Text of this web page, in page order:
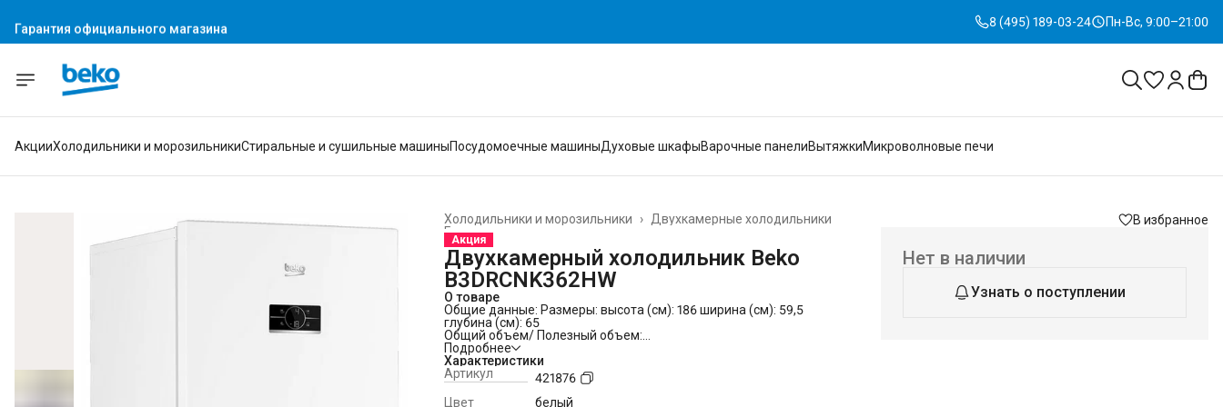
Гарантия официального магазина 8 (495) 189-03-24 Пн-Вс, 9:00–21:00
АкцииХолодильники и морозильникиСтиральные и сушильные машиныПосудомоечные машиныДуховые шкафыВарочные панелиВытяжкиМикроволновые печи
Двухкамерные холодильники
Холодильники и морозильники
›
Главная
Акция
Двухкамерный холодильник Beko
B3DRCNK362HW
О товаре
Общие данные: Размеры: высота (см): 186 ширина (см): 59,5
глубина (см): 65
Общий объем/ Полезный объем:
Холодильника (л): 368/320
Холодильной камеры (вкл. зону свежести) (л): -/220
Морозильной камеры (л): -/100
Зона свежести: -/25 л
Тип управления: электронный
Подробнее
Характеристики
Артикул
421876
Цвет
белый
В избранное
Нет в наличии
Узнать о поступлении